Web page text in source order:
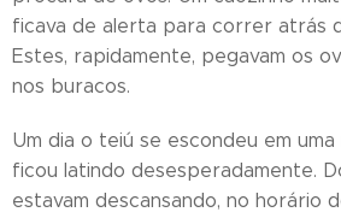
ficava de alerta para correr atrás
Estes, rapidamente, pegavam os
nos buracos.
Um dia o teiú se escondeu em
ficou latindo desesperadamente.
estavam descansando, no horário